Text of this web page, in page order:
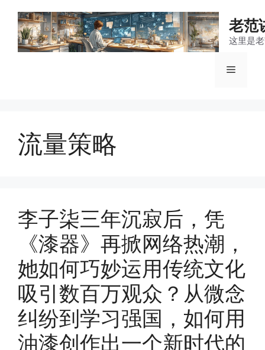
老范
这里是
菜
流量策略
李子柒三年沉寂后，凭
《漆器》再掀网络热潮，
她如何巧妙运用传统文化
吸引数百万观众？从微念
纠纷到学习强国，如何用
油漆创作出一个新时代的